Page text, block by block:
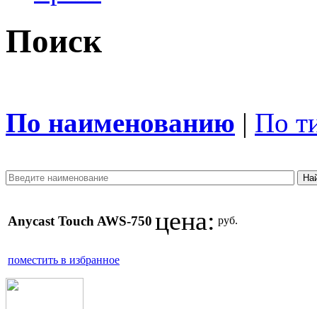
Поиск
По наименованию | По
Anycast Touch AWS-750 цена: руб.
поместить в избранное